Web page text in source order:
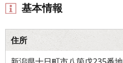
基本情報
住所